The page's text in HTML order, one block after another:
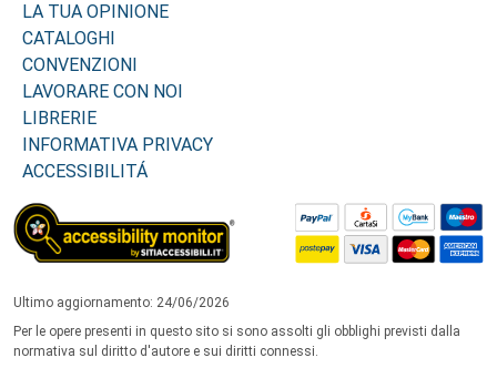
LA TUA OPINIONE
CATALOGHI
CONVENZIONI
LAVORARE CON NOI
LIBRERIE
INFORMATIVA PRIVACY
ACCESSIBILITÁ
Ultimo aggiornamento: 24/06/2026
Per le opere presenti in questo sito si sono assolti gli obblighi previsti dalla
normativa sul diritto d'autore e sui diritti connessi.